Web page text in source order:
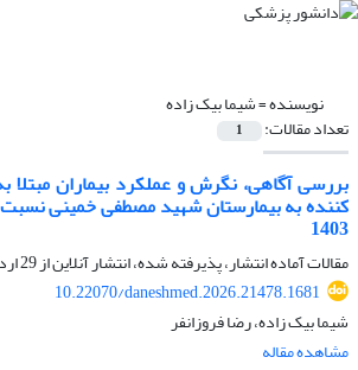
نویسنده =شیما بیک زاده
تعداد مقالات: 1
کننده به بیمارستان شهید مصطفی خمینی
1403
مقالات آماده انتشار، پذیرفته شده، انتشار آنلاین از29 اردیبهشت 1405
10.22070/daneshmed.2026.21478.1681
شیما بیک زاده، رضا فروزانفر
مشاهده مقاله